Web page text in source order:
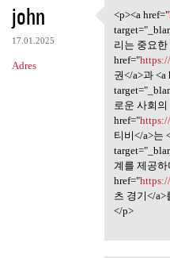
john
17.01.2025
Adres
<p><a
<p><a href="
리는 중요한
href="
권</a>과 <a
로운 사회의
href="
티비</a>는
계를 제공하
href="
츠 경기</
</p>